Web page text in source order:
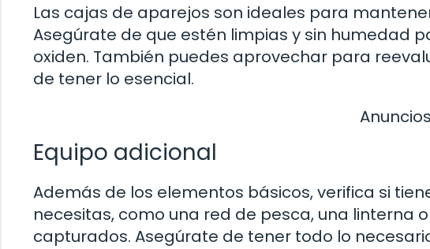
Las cajas de aparejos son ideales para
Asegúrate de que estén limpias y sin humedad
oxiden. También puedes aprovechar para
de tener lo esencial.
Anuncios
Equipo adicional
Además de los elementos básicos, verifica si
necesitas, como una red de pesca, una linterna
capturados. Asegúrate de tener todo lo